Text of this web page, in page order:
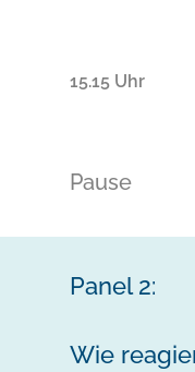
15.15 Uhr
Pause
Panel 2:
Wie